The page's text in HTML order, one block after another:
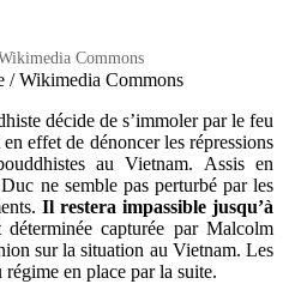
Commons
/ Wikimedia Commons
décide de s’immoler par le feu
effet de dénoncer les répressions
au Vietnam. Assis en
ne semble pas perturbé par les
Il restera impassible jusqu’à
capturée par Malcolm
sur la situation au Vietnam. Les
en place par la suite.